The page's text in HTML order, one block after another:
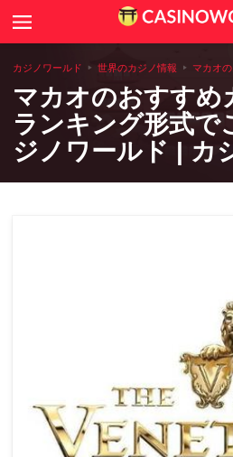
カジノニュース
カジノゲームのルールや攻略
カジノコラム
Search
カジノワールド 世界のカジノ情報 マカオ
マカオのおすすめ
ランキング形式で
ジノワールド | カ